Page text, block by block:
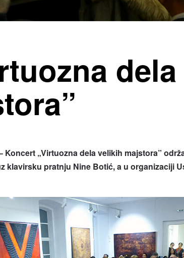
dela
Koncert „Virtuozna dela velikih majstora”
klavirsku pratnju Nine Botić, a u organizaciji